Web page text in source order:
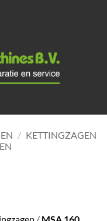
/ KETTINGZAGEN